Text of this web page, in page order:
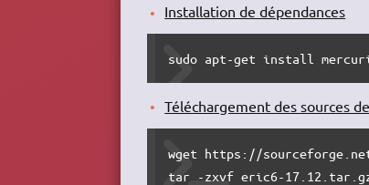
Installation de dépendances
sudo apt-get install
Téléchargement des sources
wget https://
tar -zxvf eric6-